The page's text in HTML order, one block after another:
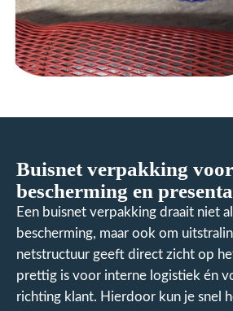
Buisnet verpakking voor
bescherming en
Een buisnet verpakking draait niet
bescherming, maar ook om
netstructuur geeft direct zicht op
prettig is voor interne logistiek én
richting klant. Hierdoor kun je snel